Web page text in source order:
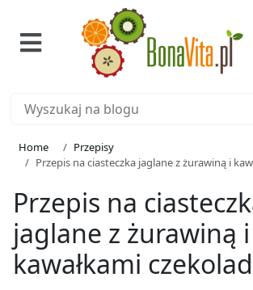
Home
Przepisy
Przepis na ciasteczka jaglane z żurawiną i
Przepis na
jaglane z żurawiną i
kawałkami